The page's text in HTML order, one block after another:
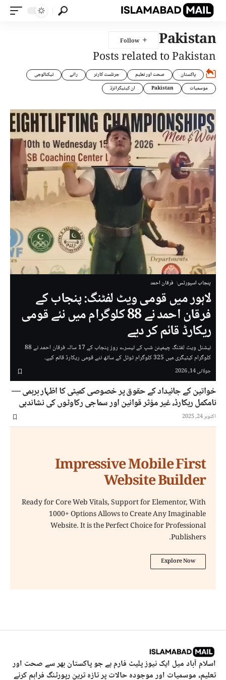
Pakistan
Posts related to Pakistan
پاکستان صحت اور تعلیم جرنلسٹ کارنر رائے
ٹیکنالوجی
موسمیات
Pakistan ان کیٹیگرائزڈ
پنجاب اسپورٹس فرقان احمد
لاہور میں قومی ویٹ لفٹنگ: پنجاب کے
فرقان احمد نے 88 کلوگرام میں نئے قومی
ریکارڈ قائم کر دیے
نیشنل ویٹ لفٹنگ چیمپئن شپ کے تیسرے روز پنجاب کے 17 سالہ فرقان احمد نے 88
کلوگرام کیٹیگری میں 325 کلوگرام ٹوٹل کے ساتھ نئے قومی ریکارڈ قائم کیے۔
جولائی 14, 2026
خواتین کے جائیداد کے حقوق پر خصوصی کمیٹی کا اظہار برہمی —
نامکمل ریکارڈ، غیر مؤثر قوانین اور سماجی رکاوٹوں کی نشاندہی
اکتوبر 24, 2025
Impressive Mobile First
Website Builder
Ready for Core Web Vitals, Support for Elementor, With
1000+ Options Allows to Create Any Imaginable
Website. It is the Perfect Choice for Professional
Publishers.
Explore Now
اسلام آباد میل ایک نیوز پلیٹ فارم ہے جو پاکستان بھر سے صحت اور
تعلیم، موسمیات اور موجودہ حالات پر تازہ ترین رپورٹنگ فراہم کرنے